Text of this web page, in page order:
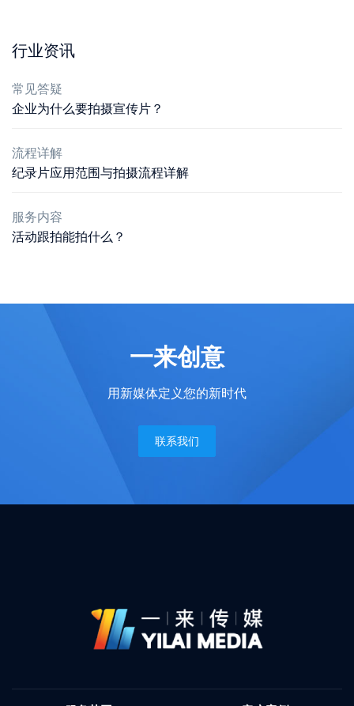
行业资讯
常见答疑
企业为什么要拍摄宣传片？
流程详解
纪录片应用范围与拍摄流程详解
服务内容
活动跟拍能拍什么？
一来创意
用新媒体定义您的新时代
联系我们
18924243765（微信同步）